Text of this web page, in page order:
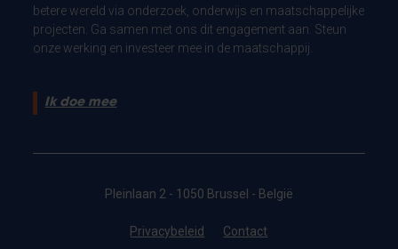
betere wereld via onderzoek, onderwijs en maatschappelijke
projecten. Ga samen met ons dit engagement aan. Steun
onze werking en investeer mee in de maatschappij.
Ik doe mee
Pleinlaan 2 - 1050 Brussel - België
Privacybeleid Contact